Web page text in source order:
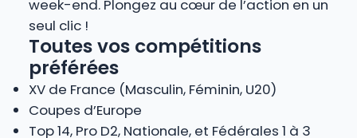
week-end. Plongez au cœur de l’action en un
seul clic !
Toutes vos compétitions
préférées
XV de France (Masculin, Féminin, U20)
Coupes d’Europe
Top 14, Pro D2, Nationale, et Fédérales 1 à 3